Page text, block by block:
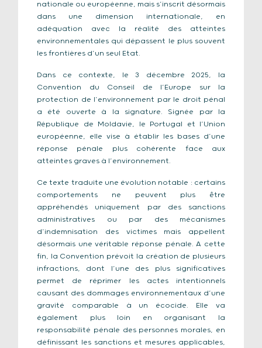
nationale ou européenne, mais s’inscrit désormais
dans une dimension internationale, en
adéquation avec la réalité des atteintes
environnementales qui dépassent le plus souvent
les frontières d’un seul Etat.
Dans ce contexte, le 3 décembre 2025, la
Convention du Conseil de l’Europe sur la
protection de l’environnement par le droit pénal
a été ouverte à la signature. Signée par la
République de Moldavie, le Portugal et l’Union
européenne, elle vise à établir les bases d’une
réponse pénale plus cohérente face aux
atteintes graves à l’environnement.
Ce texte traduite une évolution notable : certains
comportements ne peuvent plus être
appréhendés uniquement par des sanctions
administratives ou par des mécanismes
d’indemnisation des victimes mais appellent
désormais une véritable réponse pénale. A cette
fin, la Convention prévoit la création de plusieurs
infractions, dont l’une des plus significatives
permet de réprimer les actes intentionnels
causant des dommages environnementaux d’une
gravité comparable à un écocide. Elle va
également plus loin en organisant la
responsabilité pénale des personnes morales, en
définissant les sanctions et mesures applicables,